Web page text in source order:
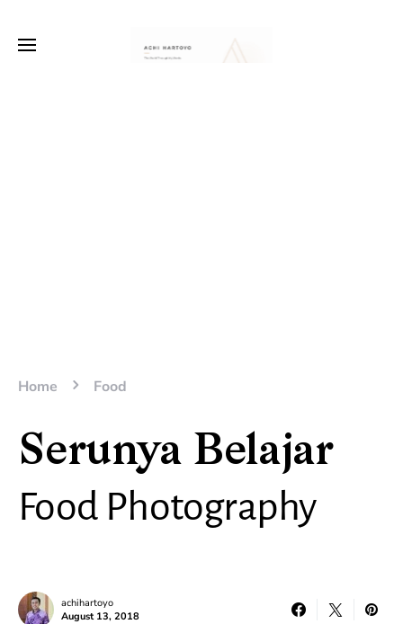
Home Food
Serunya Belajar
Food Photography
achihartoyo
August 13, 2018